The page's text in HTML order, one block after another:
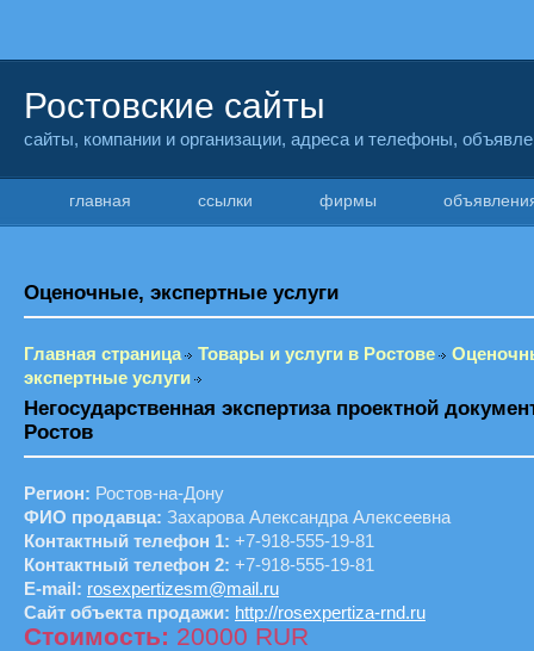
Ростовские сайты
сайты, компании и организации, адреса и телефоны,
главная ссылки фирмы
Оценочные, экспертные услуги
Главная страница Товары и услуги в Ростове
экспертные услуги
Негосударственная экспертиза проектной
Ростов
Регион: Ростов-на-Дону
ФИО продавца: Захарова Александра Алексеевна
Контактный телефон 1: +7-918-555-19-81
Контактный телефон 2: +7-918-555-19-81
E-mail: rosexpertizesm@mail.ru
Сайт объекта продажи: http://rosexpertiza-rnd.ru
Стоимость: 20000 RUR